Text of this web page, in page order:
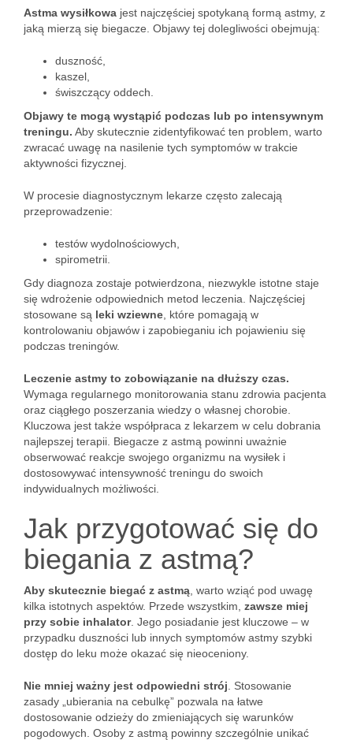
Astma wysiłkowa jest najczęściej spotykaną formą astmy, z
jaką mierzą się biegacze. Objawy tej dolegliwości obejmują:
duszność,
kaszel,
świszczący oddech.
Objawy te mogą wystąpić podczas lub po intensywnym
treningu. Aby skutecznie zidentyfikować ten problem, warto
zwracać uwagę na nasilenie tych symptomów w trakcie
aktywności fizycznej.
W procesie diagnostycznym lekarze często zalecają
przeprowadzenie:
testów wydolnościowych,
spirometrii.
Gdy diagnoza zostaje potwierdzona, niezwykle istotne staje
się wdrożenie odpowiednich metod leczenia. Najczęściej
stosowane są leki wziewne , które pomagają w
kontrolowaniu objawów i zapobieganiu ich pojawieniu się
podczas treningów.
Leczenie astmy to zobowiązanie na dłuższy czas.
Wymaga regularnego monitorowania stanu zdrowia pacjenta
oraz ciągłego poszerzania wiedzy o własnej chorobie.
Kluczowa jest także współpraca z lekarzem w celu dobrania
najlepszej terapii. Biegacze z astmą powinni uważnie
obserwować reakcje swojego organizmu na wysiłek i
dostosowywać intensywność treningu do swoich
indywidualnych możliwości.
Jak przygotować się do
biegania z astmą?
Aby skutecznie biegać z astmą , warto wziąć pod uwagę
kilka istotnych aspektów. Przede wszystkim, zawsze miej
przy sobie inhalator. Jego posiadanie jest kluczowe – w
przypadku duszności lub innych symptomów astmy szybki
dostęp do leku może okazać się nieoceniony.
Nie mniej ważny jest odpowiedni strój . Stosowanie
zasady „ubierania na cebulkę” pozwala na łatwe
dostosowanie odzieży do zmieniających się warunków
pogodowych. Osoby z astmą powinny szczególnie unikać